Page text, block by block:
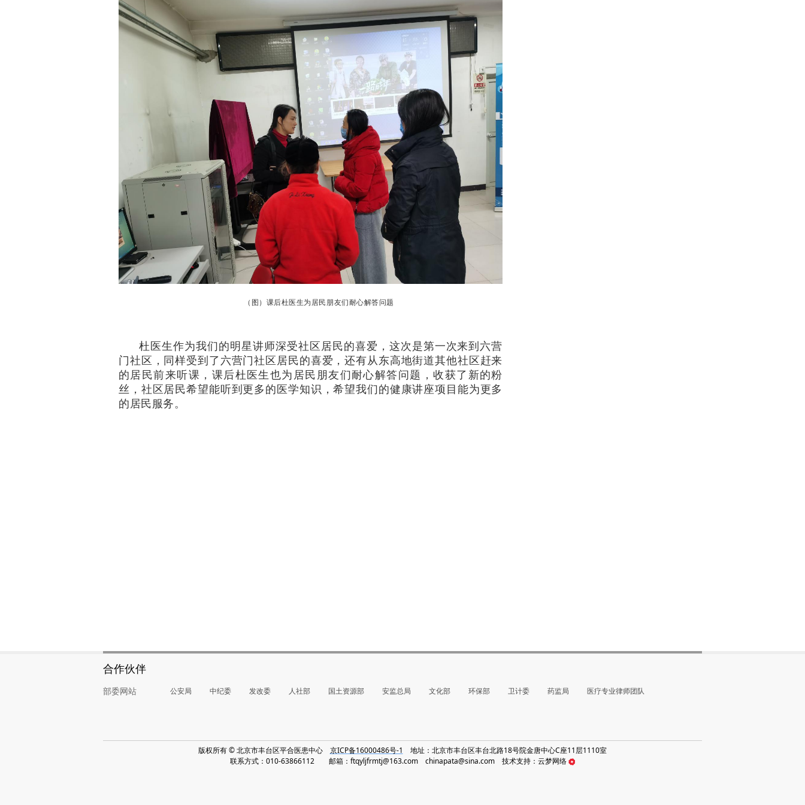
（图）课后杜医生为居民朋友们耐心解答问题
杜医生作为我们的明星讲师深受社区居民的喜爱，这次是第一次来到六营
门社区，同样受到了六营门社区居民的喜爱，还有从东高地街道其他社区赶来
的居民前来听课，课后杜医生也为居民朋友们耐心解答问题，收获了新的粉
丝，社区居民希望能听到更多的医学知识，希望我们的健康讲座项目能为更多
的居民服务。
合作伙伴
部委网站 公安局 中纪委 发改委 人社部 国土资源部 安监总局 文化部 环保部 卫计委 药监局 医疗专业律师团队
版权所有 © 北京市丰台区平合医患中心 京ICP备16000486号-1 地址：北京市丰台区丰台北路18号院金唐中心C座11层1110室
联系方式：010-63866112 邮箱：ftqyljfrmtj@163.com chinapata@sina.com 技术支持：云梦网络